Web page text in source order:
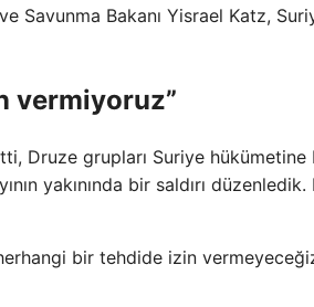
Savunma Bakanı Yisrael Katz,
vermiyoruz”
Druze grupları Suriye hükümetine
yakınında bir saldırı
bir tehdide izin